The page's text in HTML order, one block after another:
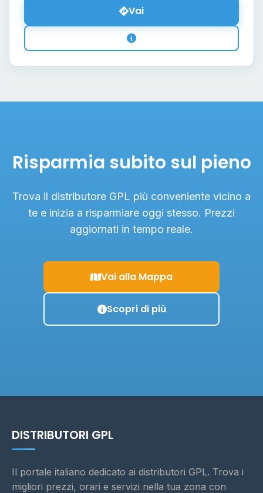
Vai
Risparmia subito sul pieno
Trova il distributore GPL più conveniente vicino a
te e inizia a risparmiare oggi stesso. Prezzi
aggiornati in tempo reale.
Vai alla Mappa
Scopri di più
DISTRIBUTORI GPL
Il portale italiano dedicato ai distributori GPL. Trova i
migliori prezzi, orari e servizi nella tua zona con